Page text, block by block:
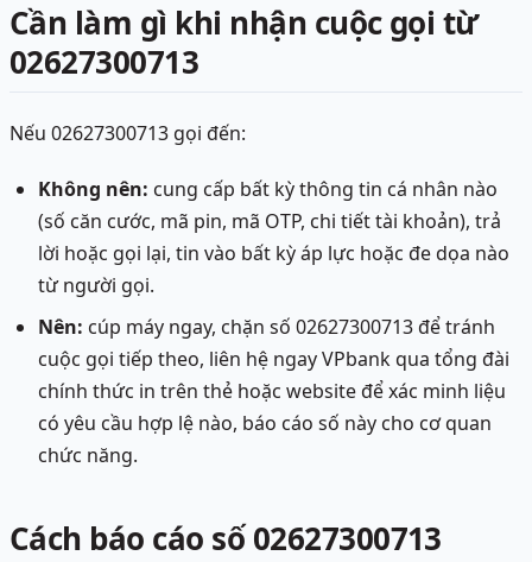
Cần làm gì khi nhận cuộc gọi từ
02627300713
Nếu 02627300713 gọi đến:
Không nên: cung cấp bất kỳ thông tin cá nhân nào
(số căn cước, mã pin, mã OTP, chi tiết tài khoản), trả
lời hoặc gọi lại, tin vào bất kỳ áp lực hoặc đe dọa nào
từ người gọi.
Nên: cúp máy ngay, chặn số 02627300713 để tránh
cuộc gọi tiếp theo, liên hệ ngay VPbank qua tổng đài
chính thức in trên thẻ hoặc website để xác minh liệu
có yêu cầu hợp lệ nào, báo cáo số này cho cơ quan
chức năng.
Cách báo cáo số 02627300713